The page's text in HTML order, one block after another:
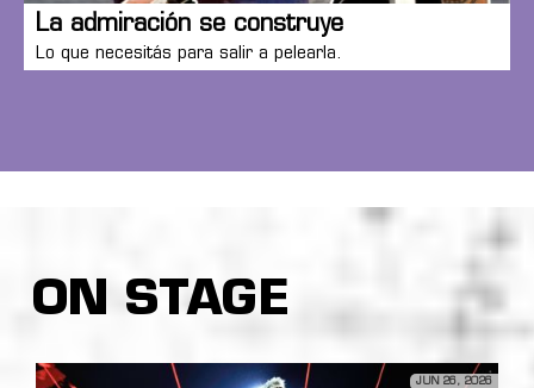
La admiración se construye
Lo que necesitás para salir a pelearla.
ON STAGE
JUN 26, 2026